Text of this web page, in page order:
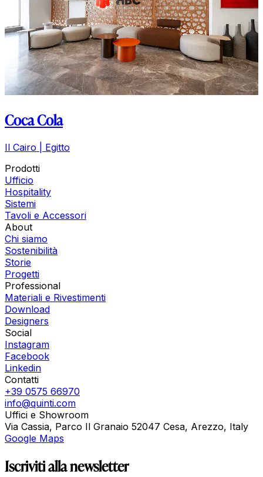
Coca Cola
Il Cairo | Egitto
Prodotti
Ufficio
Hospitality
Sistemi
Tavoli e Accessori
About
Chi siamo
Sostenibilità
Storie
Progetti
Professional
Materiali e Rivestimenti
Download
Designers
Social
Instagram
Facebook
Linkedin
Contatti
+39 0575 66970
info@quinti.com
Uffici e Showroom
Via Cassia, Parco Il Granaio 52047 Cesa, Arezzo, Italy
Google Maps
Iscriviti alla newsletter